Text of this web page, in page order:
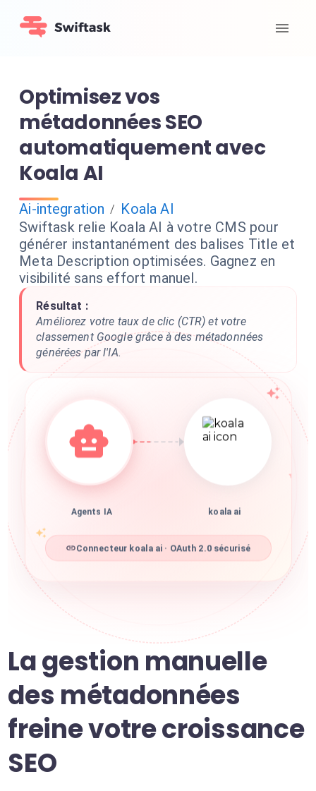
Optimisez vos
métadonnées SEO
automatiquement avec
Koala AI
Ai-integration / Koala AI
Swiftask relie Koala AI à votre CMS pour
générer instantanément des balises Title et
Meta Description optimisées. Gagnez en
visibilité sans effort manuel.
Résultat :
Améliorez votre taux de clic (CTR) et votre
classement Google grâce à des métadonnées
générées par l'IA.
Agents IA koala ai
Connecteur koala ai · OAuth 2.0 sécurisé
La gestion manuelle
des métadonnées
freine votre croissance
SEO